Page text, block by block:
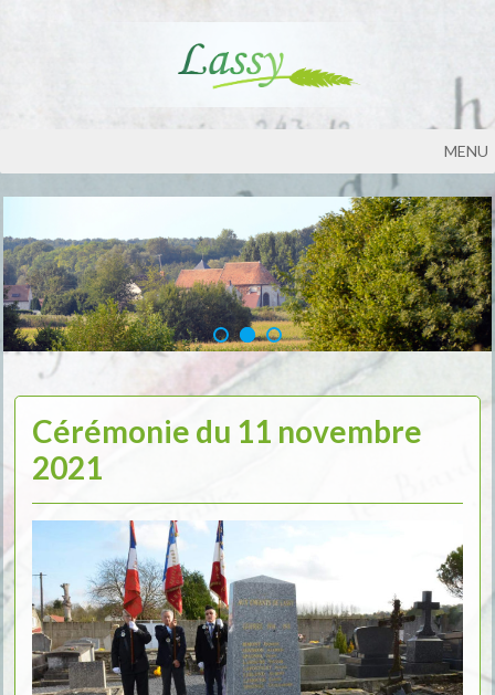
MENU
Cérémonie du 11 novembre
2021